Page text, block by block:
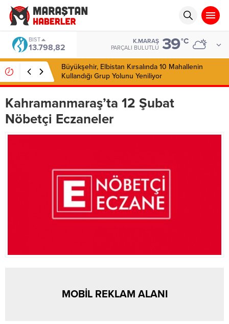
BIST
13.798,82
K.MARAŞ
PARÇALI BULUTLU 39°C
Büyükşehir, Elbistan Kırsalında 10 Mahallenin
Kullandığı Grup Yolunu Yeniliyor
Kahramanmaraş’ta 12 Şubat
Nöbetçi Eczaneler
MOBİL REKLAM ALANI